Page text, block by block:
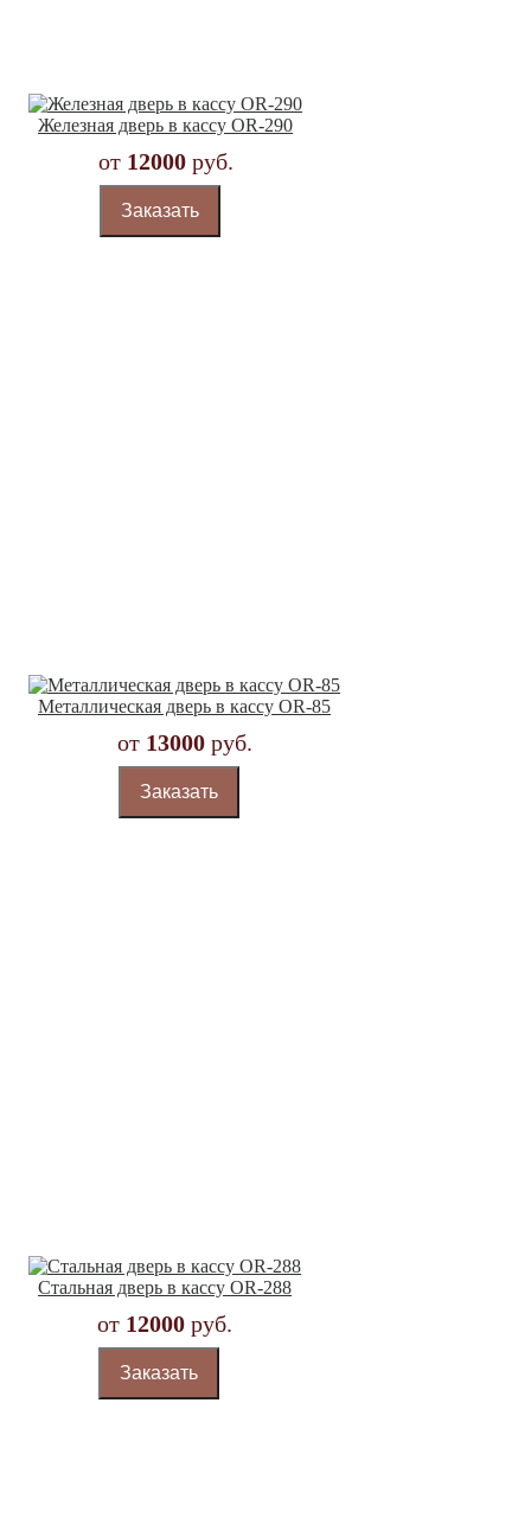
Железная дверь в кассу OR-290
от 12000руб.
Заказать
Металлическая дверь в кассу OR-85
от 13000руб.
Заказать
Стальная дверь в кассу OR-288
от 12000 руб.
Заказать